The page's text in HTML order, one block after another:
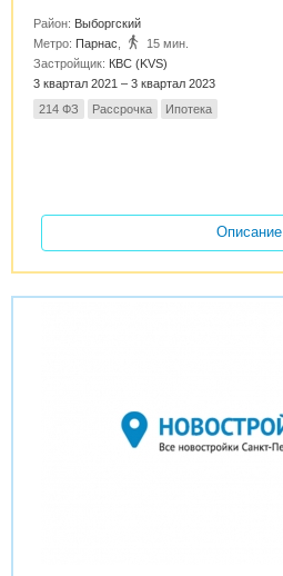
Район: Выборгский
Метро: Парнас
15 мин.
Застройщик: КВС (KVS)
3 квартал 2021 – 3 квартал 2023
214 ФЗ
Рассрочка Ипотека
Описание